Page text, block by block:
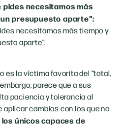
pides necesitamos más
presupuesto aparte”:
necesitamos más tiempo y
aparte”.
es la víctima favorita del “total,
parece que a sus
paciencia y tolerancia al
aplicar cambios con los que no
los únicos capaces de